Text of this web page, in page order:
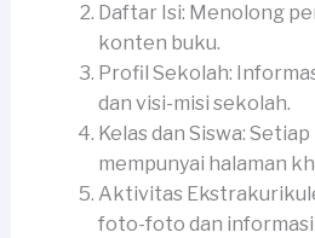
Daftar Isi: Menolong
konten buku.
Profil Sekolah:
dan visi-misi sekolah.
Kelas dan Siswa:
mempunyai halaman
Aktivitas
foto-foto dan